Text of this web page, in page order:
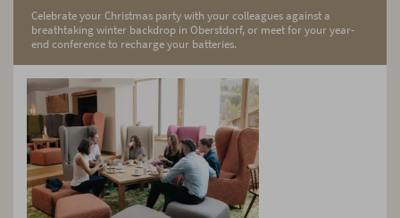
Celebrate your Christmas party with your colleagues against a
breathtaking winter backdrop in Oberstdorf, or meet for your year-
end conference to recharge your batteries.